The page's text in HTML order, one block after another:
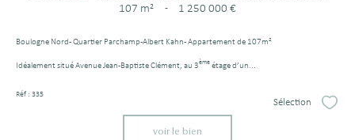
107 m² - 1 250 000 €
Boulogne Nord - Quartier Parchamp-Albert Kahn - Appartement de 107m²
Idéalement situé Avenue Jean-Baptiste Clément, au 3ème étage d’un...
Réf : 335
Sélection
voir le bien